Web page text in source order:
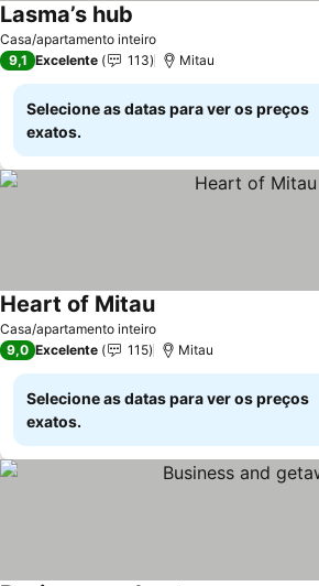
Casa/apartamento inteiro
Lasma’s hub
9,1 Excelente 113 Mitau
Selecione as datas para ver os preços
exatos.
Casa/apartamento inteiro
Heart of MitauVer preços
9,0 Excelente 115 Mitau
Selecione as datas para ver os preços
exatos.